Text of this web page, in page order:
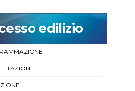
edilizio